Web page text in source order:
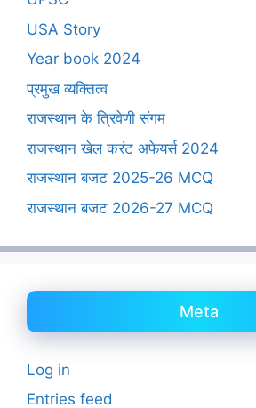
USA Story
Year book 2024
प्रमुख व्यक्तित्व
राजस्थान के त्रिवेणी संगम
राजस्थान खेल करंट अफेयर्स 2024
राजस्थान बजट 2025-26 MCQ
राजस्थान बजट 2026-27 MCQ
Meta
Log in
Entries feed